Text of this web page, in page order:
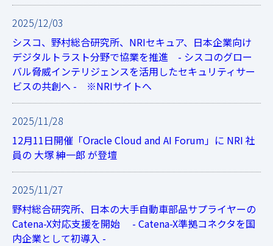
2025/12/03
シスコ、野村総合研究所、NRIセキュア、日本企業向け
デジタルトラスト分野で協業を推進 - シスコのグロー
バル脅威インテリジェンスを活用したセキュリティサー
ビスの共創へ - ※NRIサイトへ
2025/11/28
12月11日開催「Oracle Cloud and AI Forum」に NRI 社
員の 大塚 紳一郎 が登壇
2025/11/27
野村総合研究所、日本の大手自動車部品サプライヤーの
Catena-X対応支援を開始 - Catena-X準拠コネクタを国
内企業として初導入 -